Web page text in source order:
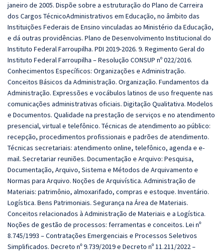
janeiro de 2005. Dispõe sobre a estruturação do Plano de Carreira
dos Cargos TécnicoAdministrativos em Educação, no âmbito das
Instituições Federais de Ensino vinculadas ao Ministério da Educação,
e dá outras providências. Plano de Desenvolvimento Institucional do
Instituto Federal Farroupilha. PDI 2019-2026. 9. Regimento Geral do
Instituto Federal Farroupilha – Resolução CONSUP nº 022/2016.
Conhecimentos Específicos: Organizações e Administração.
Conceitos Básicos da Administração. Organização. Fundamentos da
Administração. Expressões e vocábulos latinos de uso frequente nas
comunicações administrativas oficiais. Digitação Qualitativa. Modelos
e Documentos. Qualidade na prestação de serviços e no atendimento
presencial, virtual e telefônico. Técnicas de atendimento ao público:
recepção, procedimentos profissionais e padrões de atendimento.
Técnicas secretariais: atendimento online, telefônico, agenda e e-
mail. Secretariar reuniões. Documentação e Arquivo: Pesquisa,
Documentação, Arquivo, Sistema e Métodos de Arquivamento e
Normas para Arquivo. Noções de Arquivística. Administração de
Materiais: patrimônio, almoxarifado, compras e estoque. Inventário.
Logística. Bens Patrimoniais. Segurança na Área de Materiais.
Conceitos relacionados à Administração de Materiais e a Logística.
Noções de gestão de processos: ferramentas e conceitos. Lei nº
8.745/1993 – Contratações Emergenciais e Processos Seletivos
Simplificados. Decreto nº 9.739/2019 e Decreto nº 11.211/2022 –